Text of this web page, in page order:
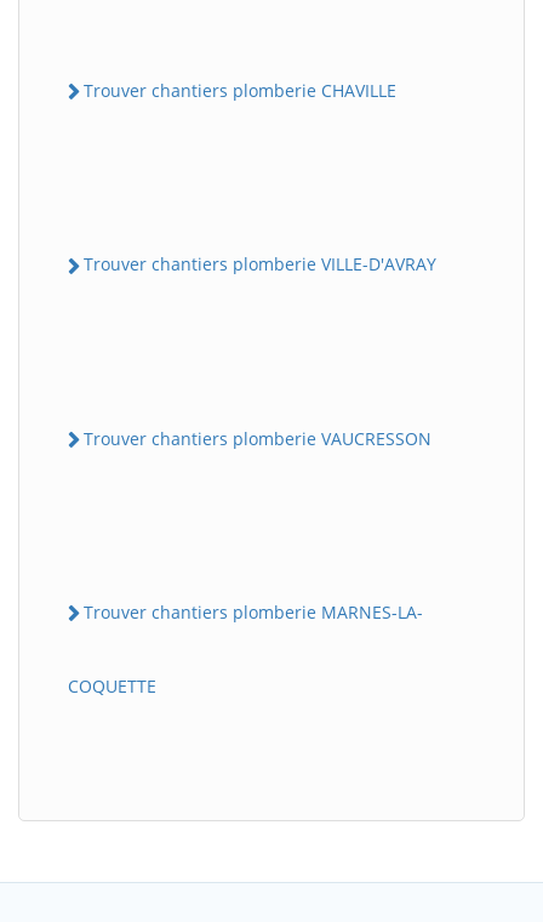
Trouver chantiers plomberie CHAVILLE
Trouver chantiers plomberie VILLE-D'AVRAY
Trouver chantiers plomberie VAUCRESSON
Trouver chantiers plomberie MARNES-LA-
COQUETTE